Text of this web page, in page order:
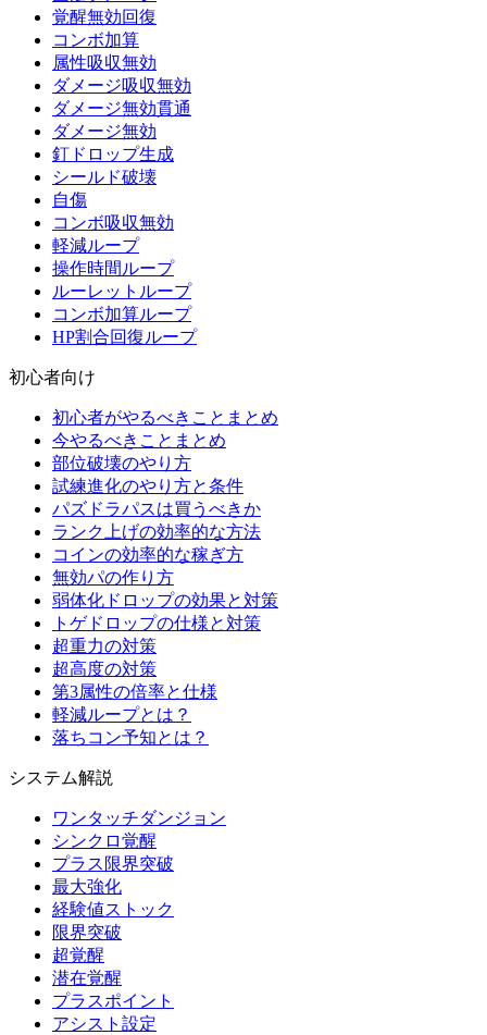
覚醒無効回復
コンボ加算
属性吸収無効
ダメージ吸収無効
ダメージ無効貫通
ダメージ無効
釘ドロップ生成
シールド破壊
自傷
コンボ吸収無効
軽減ループ
操作時間ループ
ルーレットループ
コンボ加算ループ
HP割合回復ループ
初心者向け
初心者がやるべきことまとめ
今やるべきことまとめ
部位破壊のやり方
試練進化のやり方と条件
パズドラパスは買うべきか
ランク上げの効率的な方法
コインの効率的な稼ぎ方
無効パの作り方
弱体化ドロップの効果と対策
トゲドロップの仕様と対策
超重力の対策
超高度の対策
第3属性の倍率と仕様
軽減ループとは？
落ちコン予知とは？
システム解説
ワンタッチダンジョン
シンクロ覚醒
プラス限界突破
最大強化
経験値ストック
限界突破
超覚醒
潜在覚醒
プラスポイント
アシスト設定